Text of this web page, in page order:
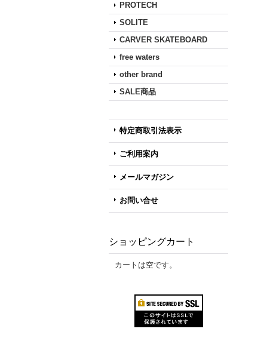
PROTECH
SOLITE
CARVER SKATEBOARD
free waters
other brand
SALE商品
特定商取引法表示
ご利用案内
メールマガジン
お問い合せ
ショッピングカート
カートは空です。